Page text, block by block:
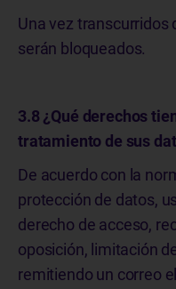
Una vez transcurridos
serán bloqueados.
3.8 ¿Qué derechos
tratamiento de sus
De acuerdo con la
protección de datos,
derecho de acceso,
oposición, limitación
remitiendo un correo